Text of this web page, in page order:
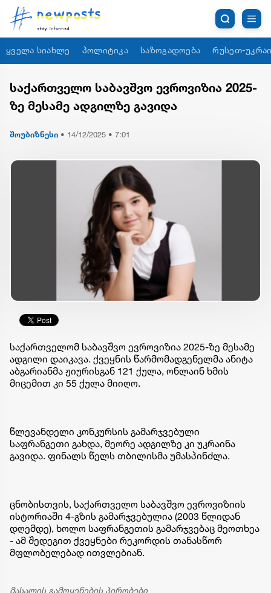
ყველა სიახლე პოლიტიკა საზოგადოება რუსეთ-
საქართველო საბავშვო ევროვიზია 2025-
ზე მესამე ადგილზე გავიდა
შოუბიზნესი • 14/12/2025 • 7:01
საქართველომ საბავშვო ევროვიზია 2025-ზე მესამე
ადგილი დაიკავა. ქვეყნის წარმომადგენელმა ანიტა
აბგარიანმა ჟიურისგან 121 ქულა, ონლაინ ხმის
მიცემით კი 55 ქულა მიიღო.
წლევანდელი კონკურსის გამარჯვებული
საფრანგეთი გახდა, მეორე ადგილზე კი უკრაინა
გავიდა. ფინალს წელს თბილისმა უმასპინძლა.
ცნობისთვის, საქართველო საბავშვო ევროვიზიის
ისტორიაში 4-გზის გამარჯვებულია (2003 წლიდან
დღემდე), ხოლო საფრანგეთის გამარჯვებაც მეოთხეა
- ამ შედეგით ქვეყნები რეკორდის თანასწორ
მფლობელებად ითვლებიან.
მასალის გამოყენების პირობები